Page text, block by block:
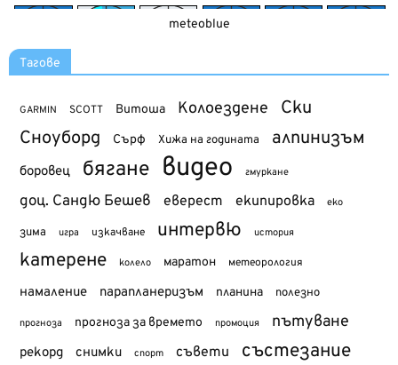
meteoblue
Тагове
GARMIN SCOTT Витоша Колоездене Ски
Сноуборд Сърф Хижа на годината алпинизъм
боровец бягане видео гмуркане
доц. Сандю Бешев еверест екипировка еко
зима игра изкачване интервю история
катерене колело маратон метеорология
намаление парапланеризъм планина полезно
прогноза прогноза за времето промоция пътуване
рекорд снимки спорт съвети състезание